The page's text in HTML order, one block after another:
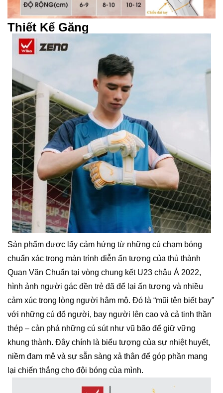
Thiết Kế Găng
Sản phẩm được lấy cảm hứng từ những cú chạm bóng
chuẩn xác trong màn trình diễn ấn tượng của thủ thành
Quan Văn Chuẩn tại vòng chung kết U23 châu Á 2022,
hình ảnh người gác đền trẻ đã để lại ấn tượng và nhiều
cảm xúc trong lòng người hâm mộ. Đó là “mũi tên biết bay”
với những cú đổ người, bay người lên cao và cả tinh thần
thép – cản phá những cú sút như vũ bão để giữ vững
khung thành. Đây chính là biểu tượng của sự nhiệt huyết,
niềm đam mê và sự sẵn sàng xả thân để góp phần mang
lại chiến thắng cho đội bóng của mình.